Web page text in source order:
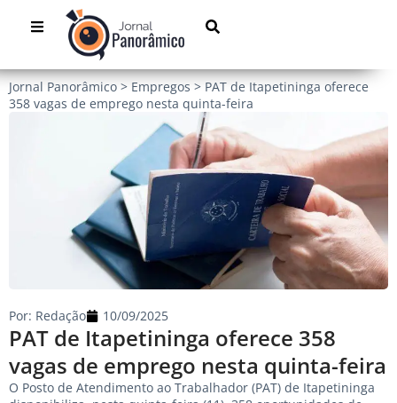
Jornal Panorâmico > Empregos > PAT de Itapetininga oferece
358 vagas de emprego nesta quinta-feira
PAT de Itapetininga oferece 358
vagas de emprego nesta quinta-feira
Por: Redação 10/09/2025
O Posto de Atendimento ao Trabalhador (PAT) de Itapetininga